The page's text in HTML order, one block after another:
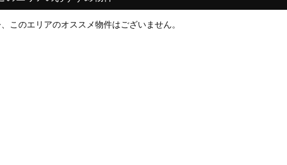
このエリアのオススメ物件はございません。